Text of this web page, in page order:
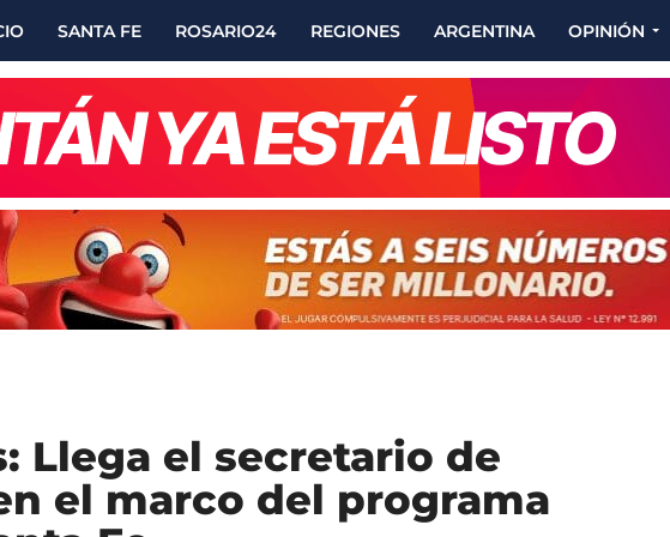
SANTA FE ROSARIO24 REGIONES ARGENTINA OPINIÓN
Llega el secretario de
el marco del programa